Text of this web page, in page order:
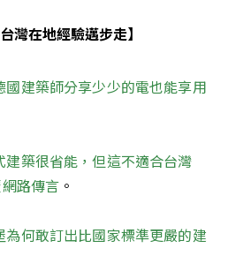
灣在地經驗邁步走】
國建築師分享少少的電也能享用
建築很省能，但這不適合台灣
路傳言 。
為何敢訂出比國家標準更嚴的建